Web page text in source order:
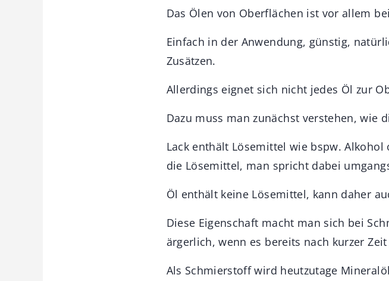
Das Ölen von Oberflächen ist vor allem
Einfach in der Anwendung, günstig,
Zusätzen.
Allerdings eignet sich nicht jedes Öl zur
Dazu muss man zunächst verstehen, wie
Lack enthält Lösemittel wie bspw.
die Lösemittel, man spricht dabei
Öl enthält keine Lösemittel, kann daher
Diese Eigenschaft macht man sich bei
ärgerlich, wenn es bereits nach kurzer
Als Schmierstoff wird heutzutage